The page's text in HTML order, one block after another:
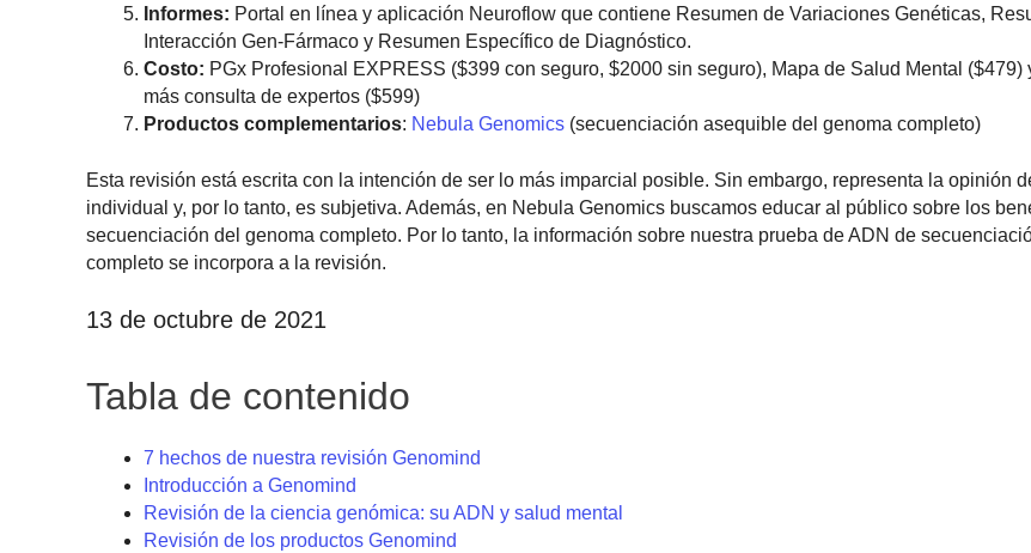
Informes: Portal en línea y aplicación Neuroflow que contiene Resumen de Variaciones Genéticas,
Interacción Gen-Fármaco y Resumen Específico de Diagnóstico.
Costo: PGx Profesional EXPRESS ($399 con seguro, $2000 sin seguro), Mapa de Salud Mental ($479)
más consulta de expertos ($599)
Productos complementarios: Nebula Genomics (secuenciación asequible del genoma completo)
Esta revisión está escrita con la intención de ser lo más imparcial posible. Sin embargo, representa la opinión
individual y, por lo tanto, es subjetiva. Además, en Nebula Genomics buscamos educar al público sobre los
secuenciación del genoma completo. Por lo tanto, la información sobre nuestra prueba de ADN de
completo se incorpora a la revisión.
13 de octubre de 2021
Tabla de contenido
7 hechos de nuestra revisión Genomind
Introducción a Genomind
Revisión de la ciencia genómica: su ADN y salud mental
Revisión de los productos Genomind